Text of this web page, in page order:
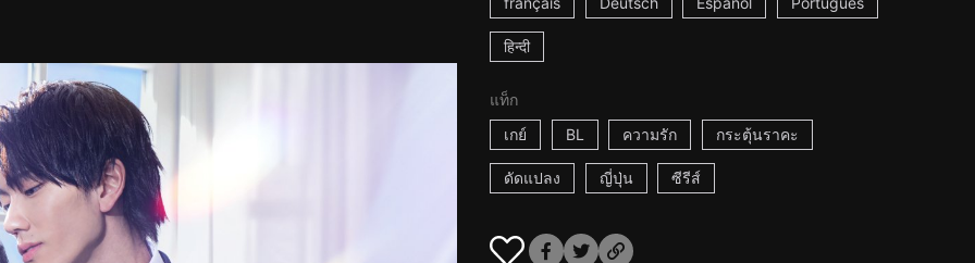
हिन्दी
แท็ก
เกย์
BL ความรัก กระตุ้นราคะ
ดัดแปลง ญี่ปุ่น ซีรีส์